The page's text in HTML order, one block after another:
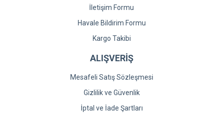
İletişim Formu
Havale Bildirim Formu
Kargo Takibi
ALIŞVERİŞ
Mesafeli Satış Sözleşmesi
Gizlilik ve Güvenlik
İptal ve İade Şartları